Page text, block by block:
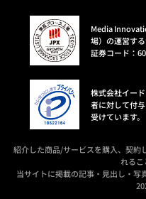
Media
場）の運営する
証券コード：
株式会社イー
者に対して付
受けています。
紹介した商品/サービスを購入、契約
れるこ
当サイトに掲載の記事・見出し・